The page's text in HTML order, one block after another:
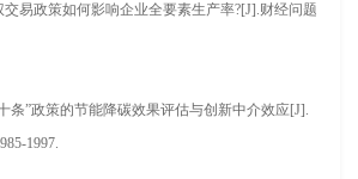
易政策如何影响企业全要素生产率?[J].财经问题
条”政策的节能降碳效果评估与创新中介效应[J].
1997.